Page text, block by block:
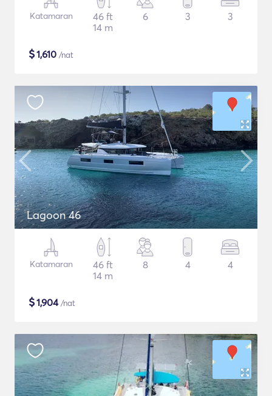
Katamaran
46 ft
14 m
6 3 3
$1,610 /nat
Lagoon 46
Katamaran
46 ft
14 m
8 4 4
$1,904/nat